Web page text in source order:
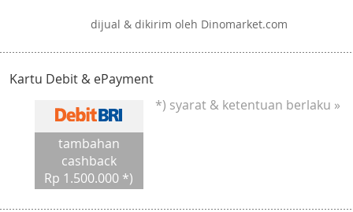
dijual & dikirim oleh Dinomarket.com
Kartu Debit & ePayment
tambahan
cashback
Rp 1.500.000 *)
*) syarat & ketentuan berlaku »